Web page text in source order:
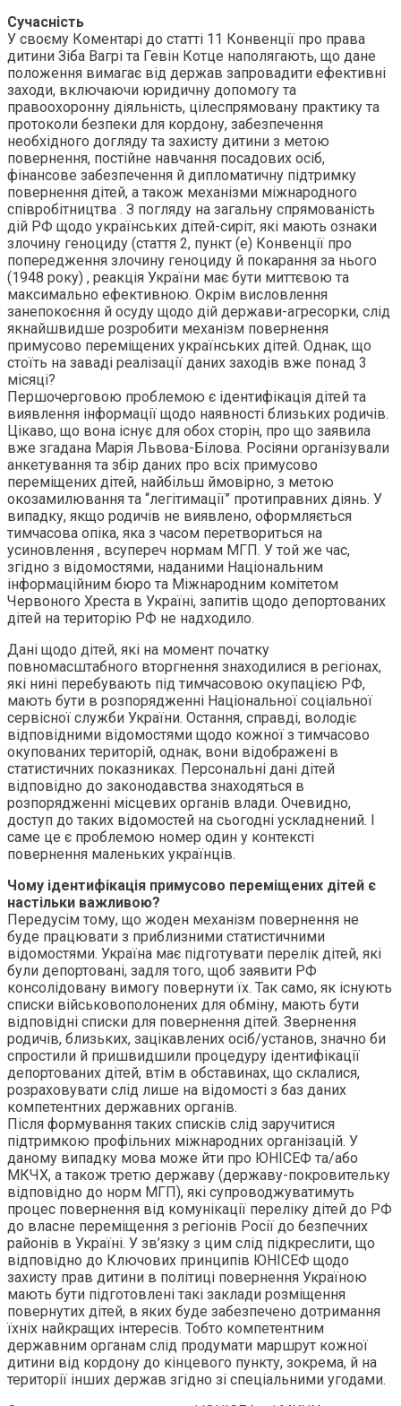
Сучасність
У своєму Коментарі до статті 11 Конвенції про права
дитини Зіба Вагрі та Гевін Котце наполягають, що дане
положення вимагає від держав запровадити ефективні
заходи, включаючи юридичну допомогу та
правоохоронну діяльність, цілеспрямовану практику та
протоколи безпеки для кордону, забезпечення
необхідного догляду та захисту дитини з метою
повернення, постійне навчання посадових осіб,
фінансове забезпечення й дипломатичну підтримку
повернення дітей, а також механізми міжнародного
співробітництва . З погляду на загальну спрямованість
дій РФ щодо українських дітей-сиріт, які мають ознаки
злочину геноциду (стаття 2, пункт (е) Конвенції про
попередження злочину геноциду й покарання за нього
(1948 року) , реакція України має бути миттєвою та
максимально ефективною. Окрім висловлення
занепокоєння й осуду щодо дій держави-агресорки, слід
якнайшвидше розробити механізм повернення
примусово переміщених українських дітей. Однак, що
стоїть на заваді реалізації даних заходів вже понад 3
місяці?
Першочерговою проблемою є ідентифікація дітей та
виявлення інформації щодо наявності близьких родичів.
Цікаво, що вона існує для обох сторін, про що заявила
вже згадана Марія Львова-Білова. Росіяни організували
анкетування та збір даних про всіх примусово
переміщених дітей, найбільш ймовірно, з метою
окозамилювання та “легітимації” протиправних діянь. У
випадку, якщо родичів не виявлено, оформляється
тимчасова опіка, яка з часом перетвориться на
усиновлення , всупереч нормам МГП. У той же час,
згідно з відомостями, наданими Національним
інформаційним бюро та Міжнародним комітетом
Червоного Хреста в Україні, запитів щодо депортованих
дітей на територію РФ не надходило.
Дані щодо дітей, які на момент початку
повномасштабного вторгнення знаходилися в регіонах,
які нині перебувають під тимчасовою окупацією РФ,
мають бути в розпорядженні Національної соціальної
сервісної служби України. Остання, справді, володіє
відповідними відомостями щодо кожної з тимчасово
окупованих територій, однак, вони відображені в
статистичних показниках. Персональні дані дітей
відповідно до законодавства знаходяться в
розпорядженні місцевих органів влади. Очевидно,
доступ до таких відомостей на сьогодні ускладнений. І
саме це є проблемою номер один у контексті
повернення маленьких українців.
Чому ідентифікація примусово переміщених дітей є
настільки важливою?
Передусім тому, що жоден механізм повернення не
буде працювати з приблизними статистичними
відомостями. Україна має підготувати перелік дітей, які
були депортовані, задля того, щоб заявити РФ
консолідовану вимогу повернути їх. Так само, як існують
списки військовополонених для обміну, мають бути
відповідні списки для повернення дітей. Звернення
родичів, близьких, зацікавлених осіб/установ, значно би
спростили й пришвидшили процедуру ідентифікації
депортованих дітей, втім в обставинах, що склалися,
розраховувати слід лише на відомості з баз даних
компетентних державних органів.
Після формування таких списків слід заручитися
підтримкою профільних міжнародних організацій. У
даному випадку мова може йти про ЮНІСЕФ та/або
МКЧХ, а також третю державу (державу-покровительку
відповідно до норм МГП), які супроводжуватимуть
процес повернення від комунікації переліку дітей до РФ
до власне переміщення з регіонів Росії до безпечних
районів в Україні. У зв’язку з цим слід підкреслити, що
відповідно до Ключових принципів ЮНІСЕФ щодо
захисту прав дитини в політиці повернення Україною
мають бути підготовлені такі заклади розміщення
повернутих дітей, в яких буде забезпечено дотримання
їхніх найкращих інтересів. Тобто компетентним
державним органам слід продумати маршрут кожної
дитини від кордону до кінцевого пункту, зокрема, й на
території інших держав згідно зі спеціальними угодами.